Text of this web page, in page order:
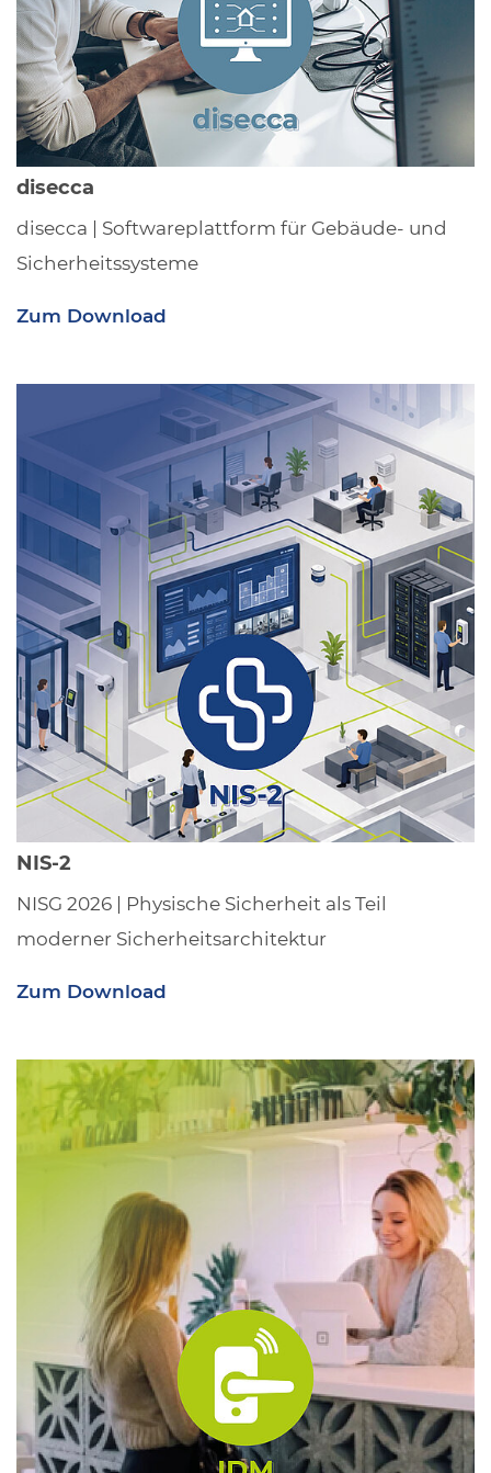
disecca
disecca | Softwareplattform für Gebäude- und
Sicherheitssysteme
Zum Download
NIS-2
NISG 2026 | Physische Sicherheit als Teil
moderner Sicherheitsarchitektur
Zum Download